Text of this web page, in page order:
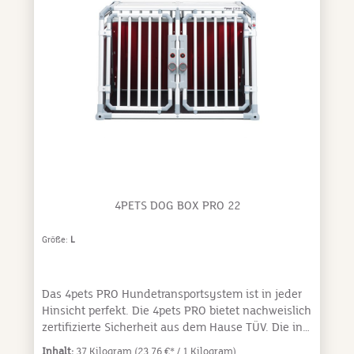
scheinbar harmloser Auffahrunfall mit einer
Geschwindigkeit von 25 Km/h mit einem
ungesicherten Hund von 5kg kann verheerende
Folgen für Insassen und Hund haben. Neu mit
Crash Impact Control – der intelligenten, Crash
getesteten Spezialrückwand und Safelock, dem
noch stabileren Türschloss-System. 4pets PRO 2 L -
4PETS DOG BOX PRO 22
Größe: L
Das 4pets PRO Hundetransportsystem ist in jeder
Hinsicht perfekt. Die 4pets PRO bietet nachweislich
zertifizierte Sicherheit aus dem Hause TÜV. Die in
der Schweiz hergestellten 4pets PRO Hundeboxen